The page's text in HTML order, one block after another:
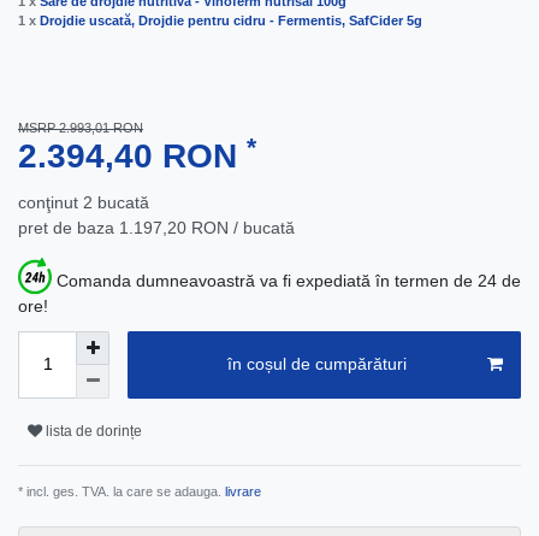
1 x Drojdie uscată, Drojdie pentru cidru - Fermentis, SafCider 5g
MSRP 2.993,01 RON
2.394,40 RON *
conţinut 2 bucată
pret de baza 1.197,20 RON / bucată
Comanda dumneavoastră va fi expediată în termen de 24 de
ore!
în coșul de cumpărături
lista de dorințe
* incl. ges. TVA. la care se adauga. livrare